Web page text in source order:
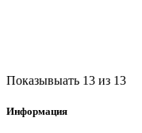
Показывыать 13 из 13
Информация